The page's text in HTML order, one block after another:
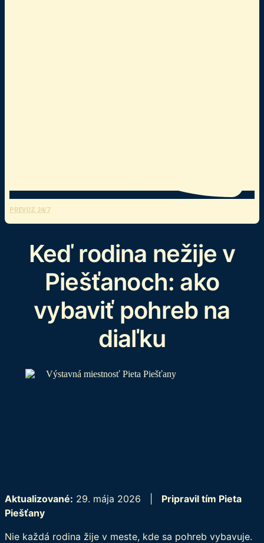
PREVOZ 24/7
Keď rodina nežije v
Piešťanoch: ako
vybaviť pohreb na
diaľku
Aktualizované: 29. mája 2026 | Pripravil tím Pieta
Piešťany
Nie každá rodina žije v meste, kde sa pohreb vybavuje.